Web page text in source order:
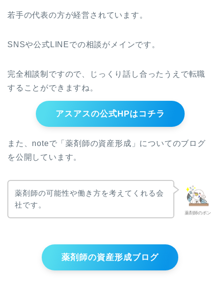
若手の代表の方が経営されています。
SNSや公式LINEでの相談がメインです。
完全相談制ですので、じっくり話し合ったうえで転職
することができますね。
アスアスの公式HPはコチラ
また、noteで「薬剤師の資産形成」についてのブログ
を公開しています。
薬剤師のポン
薬剤師の可能性や働き方を考えてくれる会
社です。
薬剤師の資産形成ブログ